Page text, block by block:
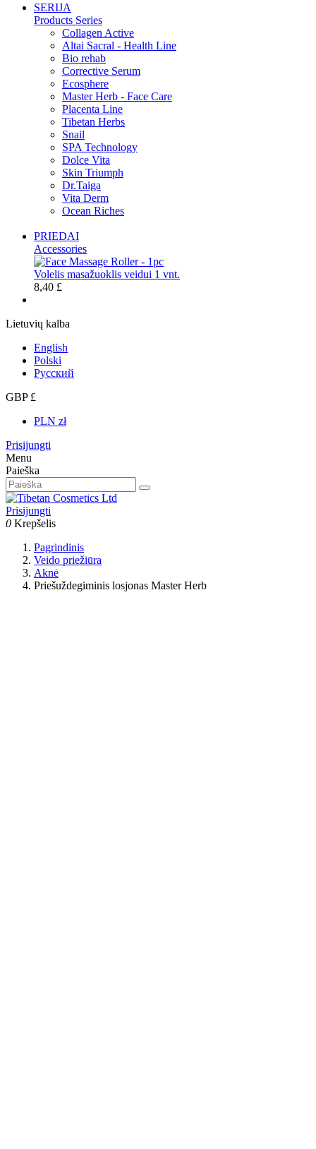
SERIJA
Products Series
Collagen Active
Altai Sacral - Health Line
Bio rehab
Corrective Serum
Ecosphere
Master Herb - Face Care
Placenta Line
Tibetan Herbs
Snail
SPA Technology
Dolce Vita
Skin Triumph
Dr.Taiga
Vita Derm
Ocean Riches
PRIEDAI
Accessories
Volelis masažuoklis veidui 1 vnt.
8,40 £
Lietuvių kalba
English
Polski
Русский
GBP £
PLN zł
Prisijungti
Menu
Paieška
Prisijungti
0 Krepšelis
Pagrindinis
Veido priežiūra
Aknė
Priešuždegiminis losjonas Master Herb